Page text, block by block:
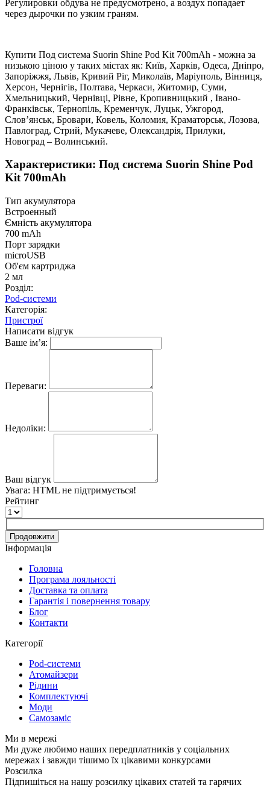
Регулировки обдува не предусмотрено, а воздух попадает
через дырочки по узким граням.
Купити Под система Suorin Shine Pod Kit 700mAh - можна за
низькою ціною у таких містах як: Київ, Харків, Одеса, Дніпро,
Запоріжжя, Львів, Кривий Ріг, Миколаїв, Маріуполь, Вінниця,
Херсон, Чернігів, Полтава, Черкаси, Житомир, Суми,
Хмельницький, Чернівці, Рівне, Кропивницький , Івано-
Франківськ, Тернопіль, Кременчук, Луцьк, Ужгород,
Слов’янськ, Бровари, Ковель, Коломия, Краматорськ, Лозова,
Павлоград, Стрий, Мукачеве, Олександрія, Прилуки,
Новоград – Волинський.
Характеристики: Под система Suorin Shine Pod
Kit 700mAh
Тип акумулятора
Встроенный
Ємність акумулятора
700 mAh
Порт зарядки
microUSB
Об'єм картриджа
2 мл
Розділ:
Pod-системи
Категорія:
Пристрої
Написати відгук
Ваше ім’я:
Переваги:
Недоліки:
Ваш відгук
Увага: HTML не підтримується!
Рейтинг
Продовжити
Інформація
Головна
Програма лояльності
Доставка та оплата
Гарантія і повернення товару
Блог
Контакти
Категорії
Pod-системи
Атомайзери
Рідини
Комплектуючі
Моди
Самозаміс
Ми в мережі
Ми дуже любимо наших передплатників у соціальних
мережах і завжди тішимо їх цікавими конкурсами
Розсилка
Підпишіться на нашу розсилку цікавих статей та гарячих